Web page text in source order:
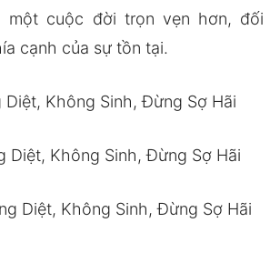
một cuộc đời trọn vẹn hơn, đối
cạnh của sự tồn tại.
Diệt, Không Sinh, Đừng Sợ Hãi
Diệt, Không Sinh, Đừng Sợ Hãi
Diệt, Không Sinh, Đừng Sợ Hãi